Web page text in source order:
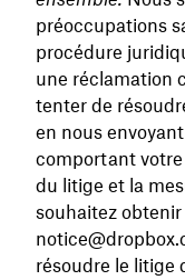
préoccupations
procédure
une réclamation
tenter de
en nous
comportant
du litige et la
souhaitez obtenir
résoudre le litige